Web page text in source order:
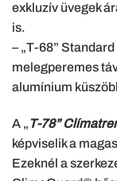
exkluzív üvegek
is.
– „T-68”
melegperemes
alumínium
A „T-78”
képviselik a
Ezeknél a